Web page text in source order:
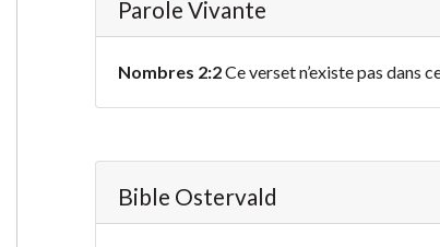
Parole Vivante
Nombres 2:2Ce verset n’existe pas dans
Bible Ostervald